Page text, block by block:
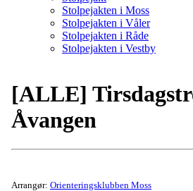
Stolpejakten i Moss
Stolpejakten i Våler
Stolpejakten i Råde
Stolpejakten i Vestby
[ALLE]
Åvangen
Arrangør: Orienteringsklubben Moss